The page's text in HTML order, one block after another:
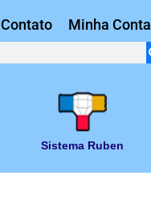
Contato Minha Conta
Sistema Ruben